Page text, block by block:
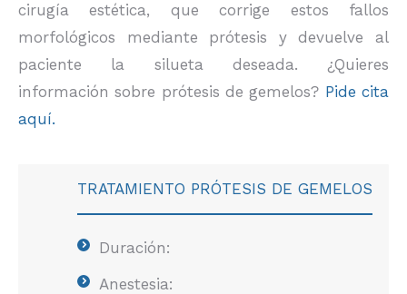
cirugía estética, que corrige estos fallos
morfológicos mediante prótesis y devuelve al
paciente la silueta deseada. ¿Quieres
información sobre prótesis de gemelos? Pide cita
aquí.
TRATAMIENTO PRÓTESIS DE GEMELOS
Duración:
Anestesia: